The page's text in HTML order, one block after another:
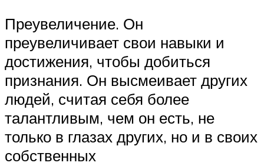
Преувеличение. Он
преувеличивает свои навыки и
достижения, чтобы добиться
признания. Он высмеивает других
людей, считая себя более
талантливым, чем он есть, не
только в глазах других, но и в своих
собственных